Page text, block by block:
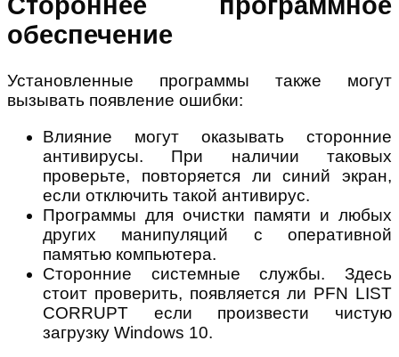
Стороннее программное
обеспечение
Установленные программы также могут
вызывать появление ошибки:
Влияние могут оказывать сторонние
антивирусы. При наличии таковых
проверьте, повторяется ли синий экран,
если отключить такой антивирус.
Программы для очистки памяти и любых
других манипуляций с оперативной
памятью компьютера.
Сторонние системные службы. Здесь
стоит проверить, появляется ли PFN LIST
CORRUPT если произвести чистую
загрузку Windows 10.